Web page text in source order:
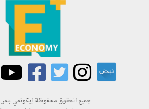
جميع الحقوق محفوظة إيكونمي بلس 2021 ©